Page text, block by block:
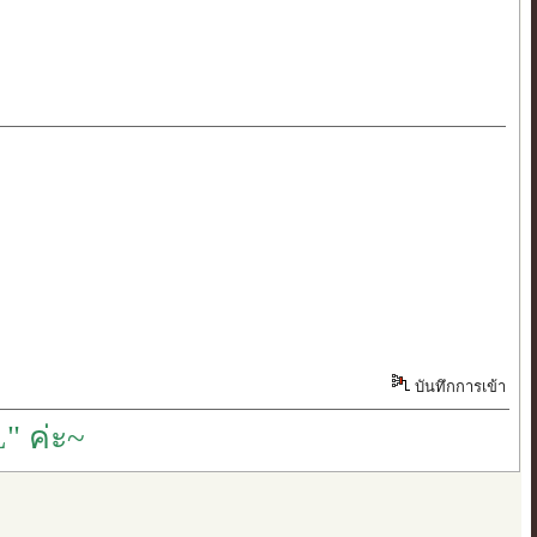
บันทึกการเข้า
ค่ะ~